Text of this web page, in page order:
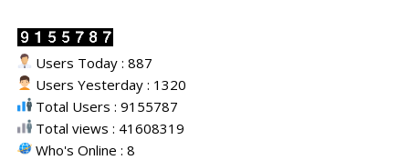
Users Today : 887
Users Yesterday : 1320
Total Users : 9155787
Total views : 41608319
Who's Online : 8